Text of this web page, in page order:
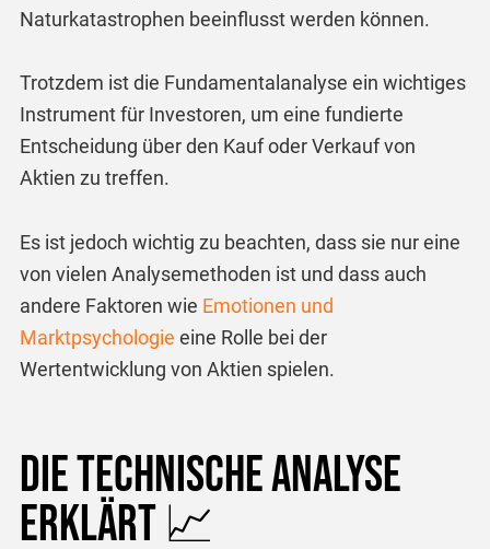
Naturkatastrophen beeinflusst werden können.
Trotzdem ist die Fundamentalanalyse ein wichtiges
Instrument für Investoren, um eine fundierte
Entscheidung über den Kauf oder Verkauf von
Aktien zu treffen.
Es ist jedoch wichtig zu beachten, dass sie nur eine
von vielen Analysemethoden ist und dass auch
andere Faktoren wie Emotionen und
Marktpsychologie eine Rolle bei der
Wertentwicklung von Aktien spielen.
Die Technische Analyse
erklärt 📈